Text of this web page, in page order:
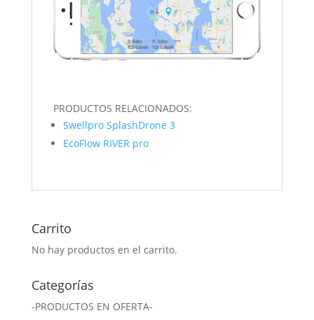
PRODUCTOS RELACIONADOS:
Swellpro SplashDrone 3
EcoFlow RIVER pro
Carrito
No hay productos en el carrito.
Categorías
-PRODUCTOS EN OFERTA-